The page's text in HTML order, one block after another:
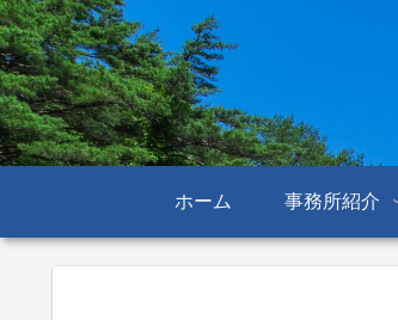
ホーム 事務所紹介